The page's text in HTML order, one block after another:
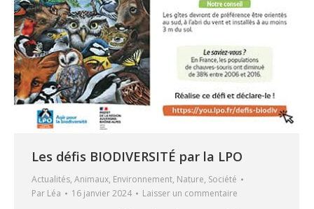
Les défis BIODIVERSITÉ par la LPO
Actualités, Animaux, Environnement, Nature, Société
Par Léa 16 janvier 2024 Laisser un commentaire